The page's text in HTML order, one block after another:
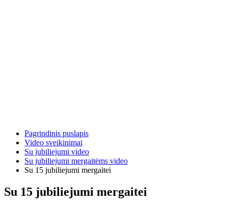
Pagrindinis puslapis
Video sveikinimai
Su jubiliejumi video
Su jubiliejumi mergaitėms video
Su 15 jubiliejumi mergaitei
Su 15 jubiliejumi mergaitei